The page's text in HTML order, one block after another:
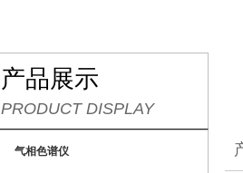
产品展示
PRODUCT DISPLAY
气相色谱仪